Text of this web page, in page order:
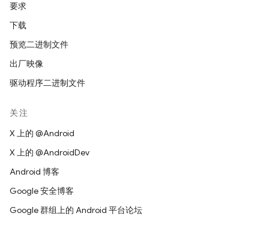
要求
下载
预览二进制文件
出厂映像
驱动程序二进制文件
关注
X 上的 @Android
X 上的 @AndroidDev
Android 博客
Google 安全博客
Google 群组上的 Android 平台论坛